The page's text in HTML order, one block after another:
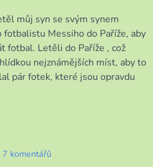
můj syn se svým synem
Messiho do Paříže, aby
fotbal. Letěli do Paříže , což
nejznámějších míst, aby to
pár fotek, které jsou opravdu
7 komentářů